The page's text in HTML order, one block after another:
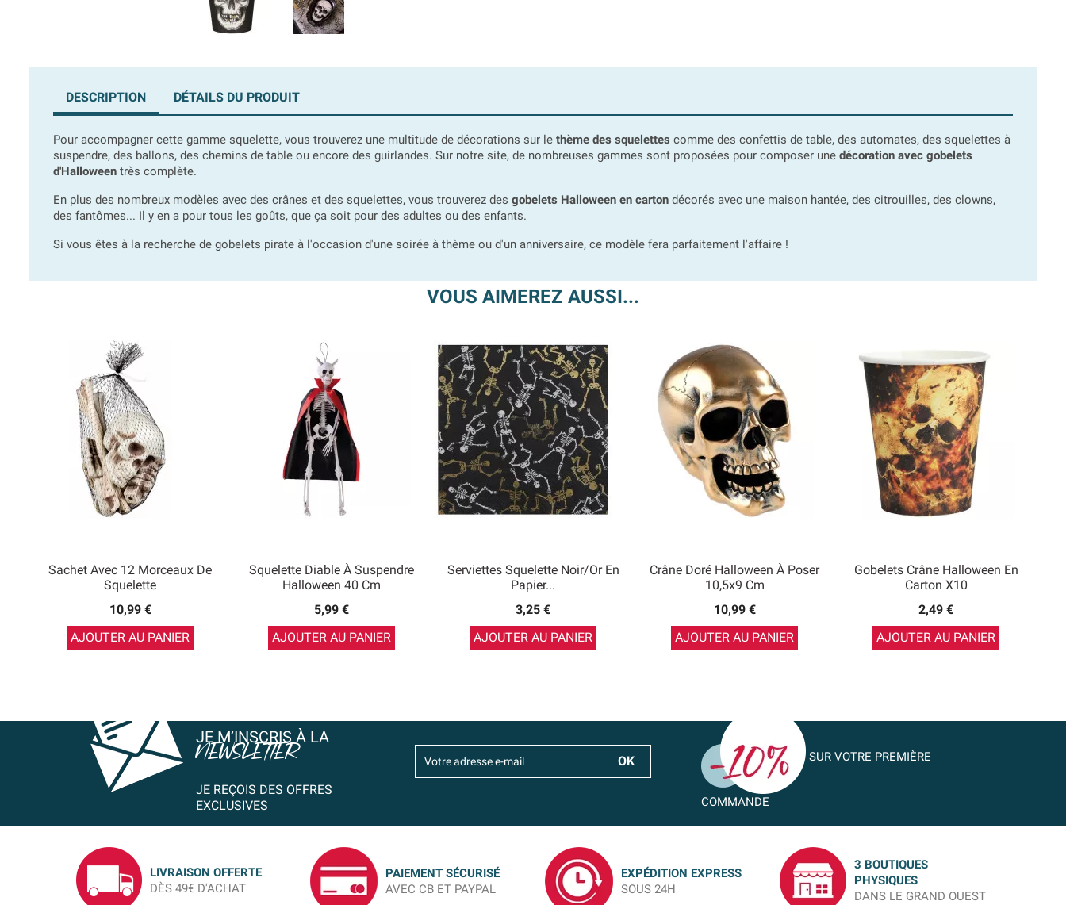
DESCRIPTION DÉTAILS DU PRODUIT
Pour accompagner cette gamme squelette, vous trouverez une multitude de décorations sur le thème des squelettes comme des confettis de table, des automates, des squelettes à
suspendre, des ballons, des chemins de table ou encore des guirlandes. Sur notre site, de nombreuses gammes sont proposées pour composer une décoration avec gobelets
d'Halloween très complète.
En plus des nombreux modèles avec des crânes et des squelettes, vous trouverez des gobelets Halloween en carton décorés avec une maison hantée, des citrouilles, des clowns,
des fantômes... Il y en a pour tous les goûts, que ça soit pour des adultes ou des enfants.
Si vous êtes à la recherche de gobelets pirate à l'occasion d'une soirée à thème ou d'un anniversaire, ce modèle fera parfaitement l'affaire !
VOUS AIMEREZ AUSSI...
Sachet Avec 12 Morceaux De
Squelette
10,99 €
AJOUTER AU PANIER
Squelette Diable À Suspendre
Halloween 40 Cm
5,99 €
AJOUTER AU PANIER
Serviettes Squelette Noir/or En
Papier...
3,25 €
AJOUTER AU PANIER
Crâne Doré Halloween À Poser
10,5x9 Cm
10,99 €
AJOUTER AU PANIER
Gobelets Crâne Halloween En
Carton X10
2,49 €
AJOUTER AU PANIER
JE M’INSCRIS À LA
NEWSLETTER
JE REÇOIS DES OFFRES
EXCLUSIVES
SUR VOTRE PREMIÈRE
COMMANDE
LIVRAISON OFFERTE
DÈS 49€ D'ACHAT
PAIEMENT SÉCURISÉ
AVEC CB ET PAYPAL
EXPÉDITION EXPRESS
SOUS 24H
3 BOUTIQUES
PHYSIQUES
DANS LE GRAND OUEST